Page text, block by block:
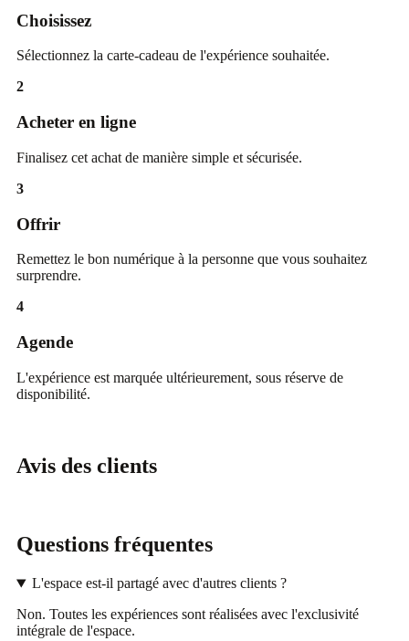
Choisissez
Sélectionnez la carte-cadeau de l'expérience souhaitée.
2
Acheter en ligne
Finalisez cet achat de manière simple et sécurisée.
3
Offrir
Remettez le bon numérique à la personne que vous souhaitez
surprendre.
4
Agende
L'expérience est marquée ultérieurement, sous réserve de
disponibilité.
Avis des clients
Questions fréquentes
L'espace est-il partagé avec d'autres clients ?
Non. Toutes les expériences sont réalisées avec l'exclusivité
intégrale de l'espace.